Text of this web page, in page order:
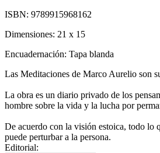
ISBN: 9789915968162
Dimensiones: 21 x 15
Encuadernación: Tapa blanda
Las Meditaciones de Marco Aurelio son
La obra es un diario privado de los
hombre sobre la vida y la lucha por
De acuerdo con la visión estoica, todo lo
puede perturbar a la persona.
Editorial: